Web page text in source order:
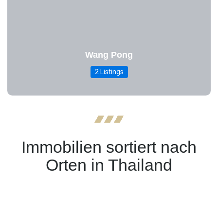
Wang Pong
2 Listings
Immobilien sortiert nach
Orten in Thailand